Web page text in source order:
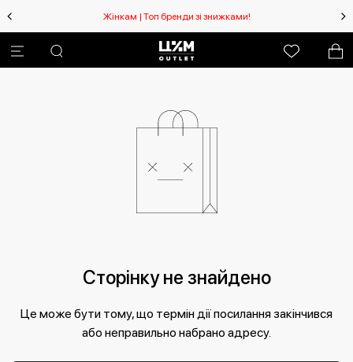
Жінкам | Топ бренди зі знижками!
Сторінку не знайдено
Це може бути тому, що термін дії посилання закінчився
або неправильно набрано адресу.